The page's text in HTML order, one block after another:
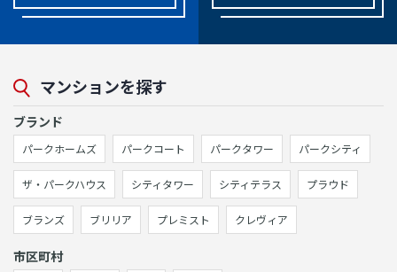
マンションを探す
ブランド
パークホームズ パークコート パークタワー パークシティ
ザ・パークハウス シティタワー シティテラス プラウド
ブランズ ブリリア プレミスト クレヴィア
市区町村